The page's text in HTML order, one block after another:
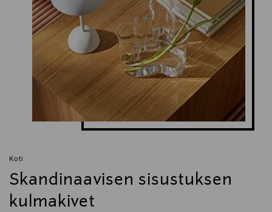
Kyllikinportti 2, 00240 Helsinki, Finland
Digitaalinen osoite
info.fi@louispoulsen.fi
Koti
Skandinaavisen sisustuksen
kulmakivet